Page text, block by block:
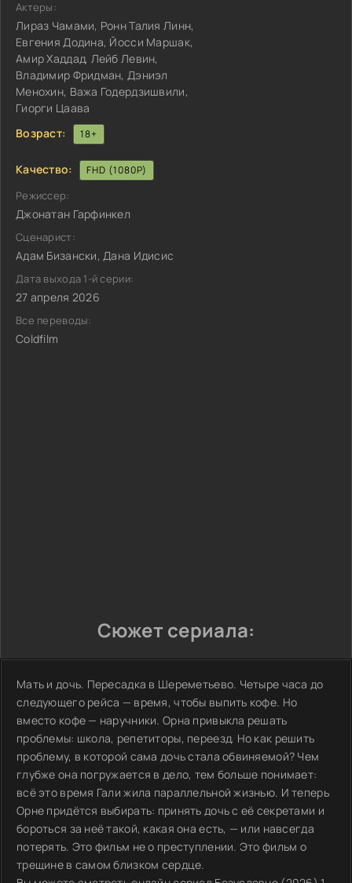
Актеры:
Лираз Чамами, Ронн Талия Линн,
Евгения Додина, Йосси Маршак,
Амир Хаддад, Лейб Левин,
Владимир Фридман, Дэниэл
Менохин, Важа Годердзишвили,
Гиорги Цаава
Возраст:
18+
Качество: FHD (1080P)
Режиссер:
Джонатан Гарфинкел
Сценарист:
Адам Бизански, Дана Идисис
Дата выхода 1-й серии:
27 апреля 2026
Все переводы:
Coldfilm
Сюжет сериала:
Мать и дочь. Пересадка в Шереметьево. Четыре часа до
следующего рейса — время, чтобы выпить кофе. Но
вместо кофе — наручники. Орна привыкла решать
проблемы: школа, репетиторы, переезд. Но как решить
проблему, в которой сама дочь стала обвиняемой? Чем
глубже она погружается в дело, тем больше понимает:
всё это время Гали жила параллельной жизнью. И теперь
Орне придётся выбирать: принять дочь с её секретами и
бороться за неё такой, какая она есть, — или навсегда
потерять. Это фильм не о преступлении. Это фильм о
трещине в самом близком сердце.